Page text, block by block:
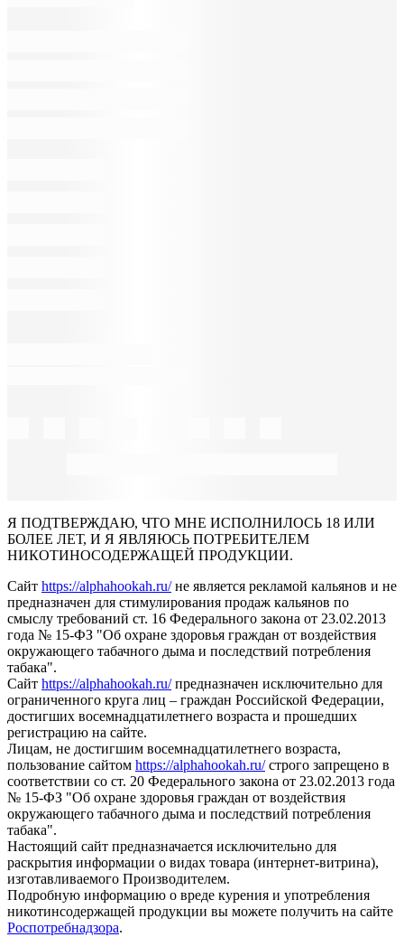
Я ПОДТВЕРЖДАЮ, ЧТО МНЕ ИСПОЛНИЛОСЬ 18 ИЛИ
БОЛЕЕ ЛЕТ, И Я ЯВЛЯЮСЬ ПОТРЕБИТЕЛЕМ
НИКОТИНОСОДЕРЖАЩЕЙ ПРОДУКЦИИ.
Сайт https://alphahookah.ru/не является рекламой кальянов и не
предназначен для стимулирования продаж кальянов по
смыслу требований ст. 16 Федерального закона от 23.02.2013
года № 15-ФЗ "Об охране здоровья граждан от воздействия
окружающего табачного дыма и последствий потребления
табака".
Сайт https://alphahookah.ru/предназначен исключительно для
ограниченного круга лиц – граждан Российской Федерации,
достигших восемнадцатилетнего возраста и прошедших
регистрацию на сайте.
Лицам, не достигшим восемнадцатилетнего возраста,
пользование сайтом https://alphahookah.ru/строго запрещено в
соответствии со ст. 20 Федерального закона от 23.02.2013 года
№ 15-ФЗ "Об охране здоровья граждан от воздействия
окружающего табачного дыма и последствий потребления
табака".
Настоящий сайт предназначается исключительно для
раскрытия информации о видах товара (интернет-витрина),
изготавливаемого Производителем.
Подробную информацию о вреде курения и употребления
никотинсодержащей продукции вы можете получить на сайте
Роспотребнадзора.